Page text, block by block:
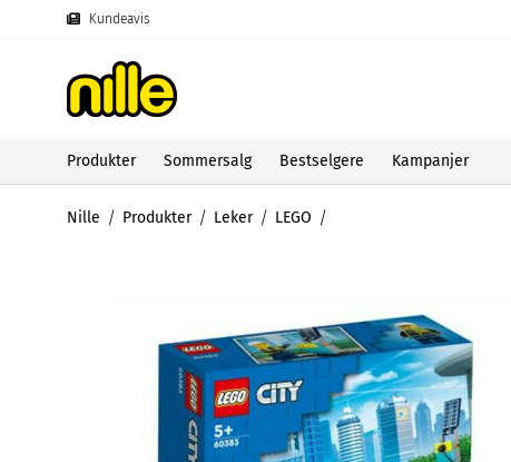
Kundeavis
Produkter Sommersalg Bestselgere Kampanjer
Nille Produkter Leker LEGO